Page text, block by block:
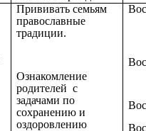
Прививать семьям
православные
традиции.
Ознакомление
родителей с
задачами по
сохранению и
оздоровлению